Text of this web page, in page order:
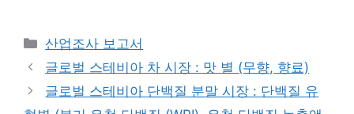
Categories
산업조사 보고서
글로벌 스테비아 차 시장 : 맛 별 (무향, 향료)
글로벌 스테비아 단백질 분말 시장 : 단백질 유